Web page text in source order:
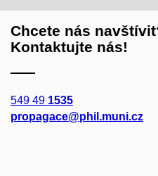
Chcete nás
Kontaktujte nás!
549 49 1535
propagace@phil.muni.cz